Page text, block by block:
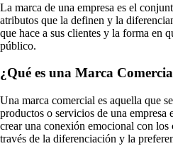
La marca de una empresa es el
atributos que la definen y la
que hace a sus clientes y la forma en
público.
¿Qué es una Marca
Una marca comercial es aquella que
productos o servicios de una empresa
crear una conexión emocional con
través de la diferenciación y la